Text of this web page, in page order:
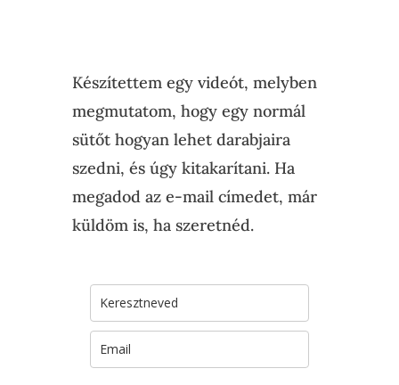
Készítettem egy videót, melyben
megmutatom, hogy egy normál
sütőt hogyan lehet darabjaira
szedni, és úgy kitakarítani. Ha
megadod az e-mail címedet, már
küldöm is, ha szeretnéd.